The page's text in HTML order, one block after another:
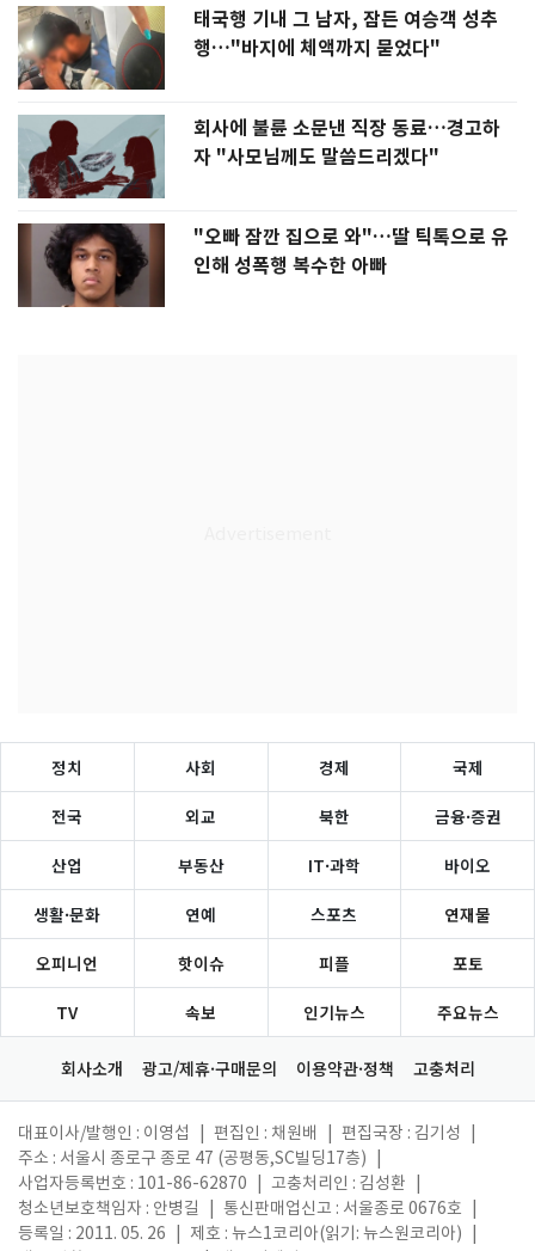
태국행 기내 그 남자, 잠든 여승객 성추
행…"바지에 체액까지 묻었다"
회사에 불륜 소문낸 직장 동료…경고하
자 "사모님께도 말씀드리겠다"
"오빠 잠깐 집으로 와"…딸 틱톡으로 유
인해 성폭행 복수한 아빠
정치 사회 경제 국제
전국 외교 북한 금융·증권
산업 부동산 IT·과학 바이오
생활·문화 연예 스포츠 연재물
오피니언 핫이슈 피플 포토
TV 속보 인기뉴스 주요뉴스
회사소개 광고/제휴·구매문의 이용약관·정책 고충처리
대표이사/발행인 : 이영섭 편집인 : 채원배 편집국장 : 김기성
주소 : 서울시 종로구 종로 47 (공평동,SC빌딩17층)
사업자등록번호 : 101-86-62870
고충처리인 : 김성환
청소년보호책임자 : 안병길
통신판매업신고 : 서울종로 0676호
등록일 : 2011. 05. 26
제호 : 뉴스1코리아(읽기: 뉴스원코리아)